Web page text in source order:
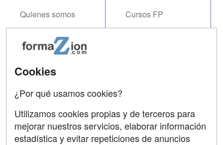
Quienes somos
Acceso Usuarios
Acceso Centros
Cursos FP
Contactar
Confidencialidad
SÍGUENOS EN:
Cookies
¿Por qué usamos cookies?
Utilizamos cookies propias y de terceros para
mejorar nuestros servicios, elaborar información
estadística y evitar repeticiones de anuncios